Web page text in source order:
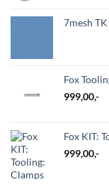
7mesh
Fox
999,00,-
Fox KIT:
999,00,-